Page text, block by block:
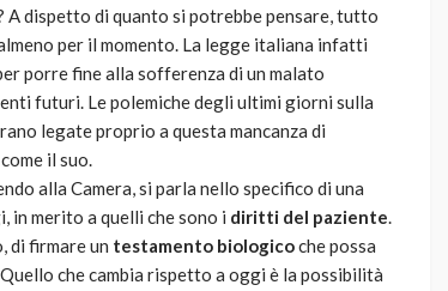
A dispetto di quanto si potrebbe pensare, tutto
per il momento. La legge italiana infatti
porre fine alla sofferenza di un malato
futuri. Le polemiche degli ultimi giorni sulla
legate proprio a questa mancanza di
il suo.
alla Camera, si parla nello specifico di una
in merito a quelli che sono i diritti del paziente.
di firmare un testamento biologicoche possa
che cambia rispetto a oggi è la possibilità
784 god 9 mesi ago